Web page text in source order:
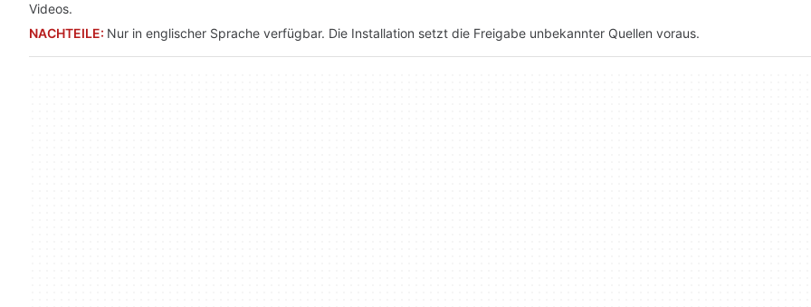
Videos.
NACHTEILE: Nur in englischer Sprache verfügbar. Die Installation setzt die Freigabe unbekannter Quellen voraus.